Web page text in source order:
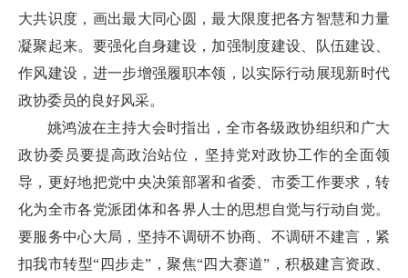
大共识度，画出最大同心圆，最大限度把各方智慧和力量
凝聚起来。要强化自身建设，加强制度建设、队伍建设、
作风建设，进一步增强履职本领，以实际行动展现新时代
政协委员的良好风采。
姚鸿波在主持大会时指出，全市各级政协组织和广大
政协委员要提高政治站位，坚持党对政协工作的全面领
导，更好地把党中央决策部署和省委、市委工作要求，转
化为全市各党派团体和各界人士的思想自觉与行动自觉。
要服务中心大局，坚持不调研不协商、不调研不建言，紧
扣我市转型“四步走”，聚焦“四大赛道”，积极建言资政、